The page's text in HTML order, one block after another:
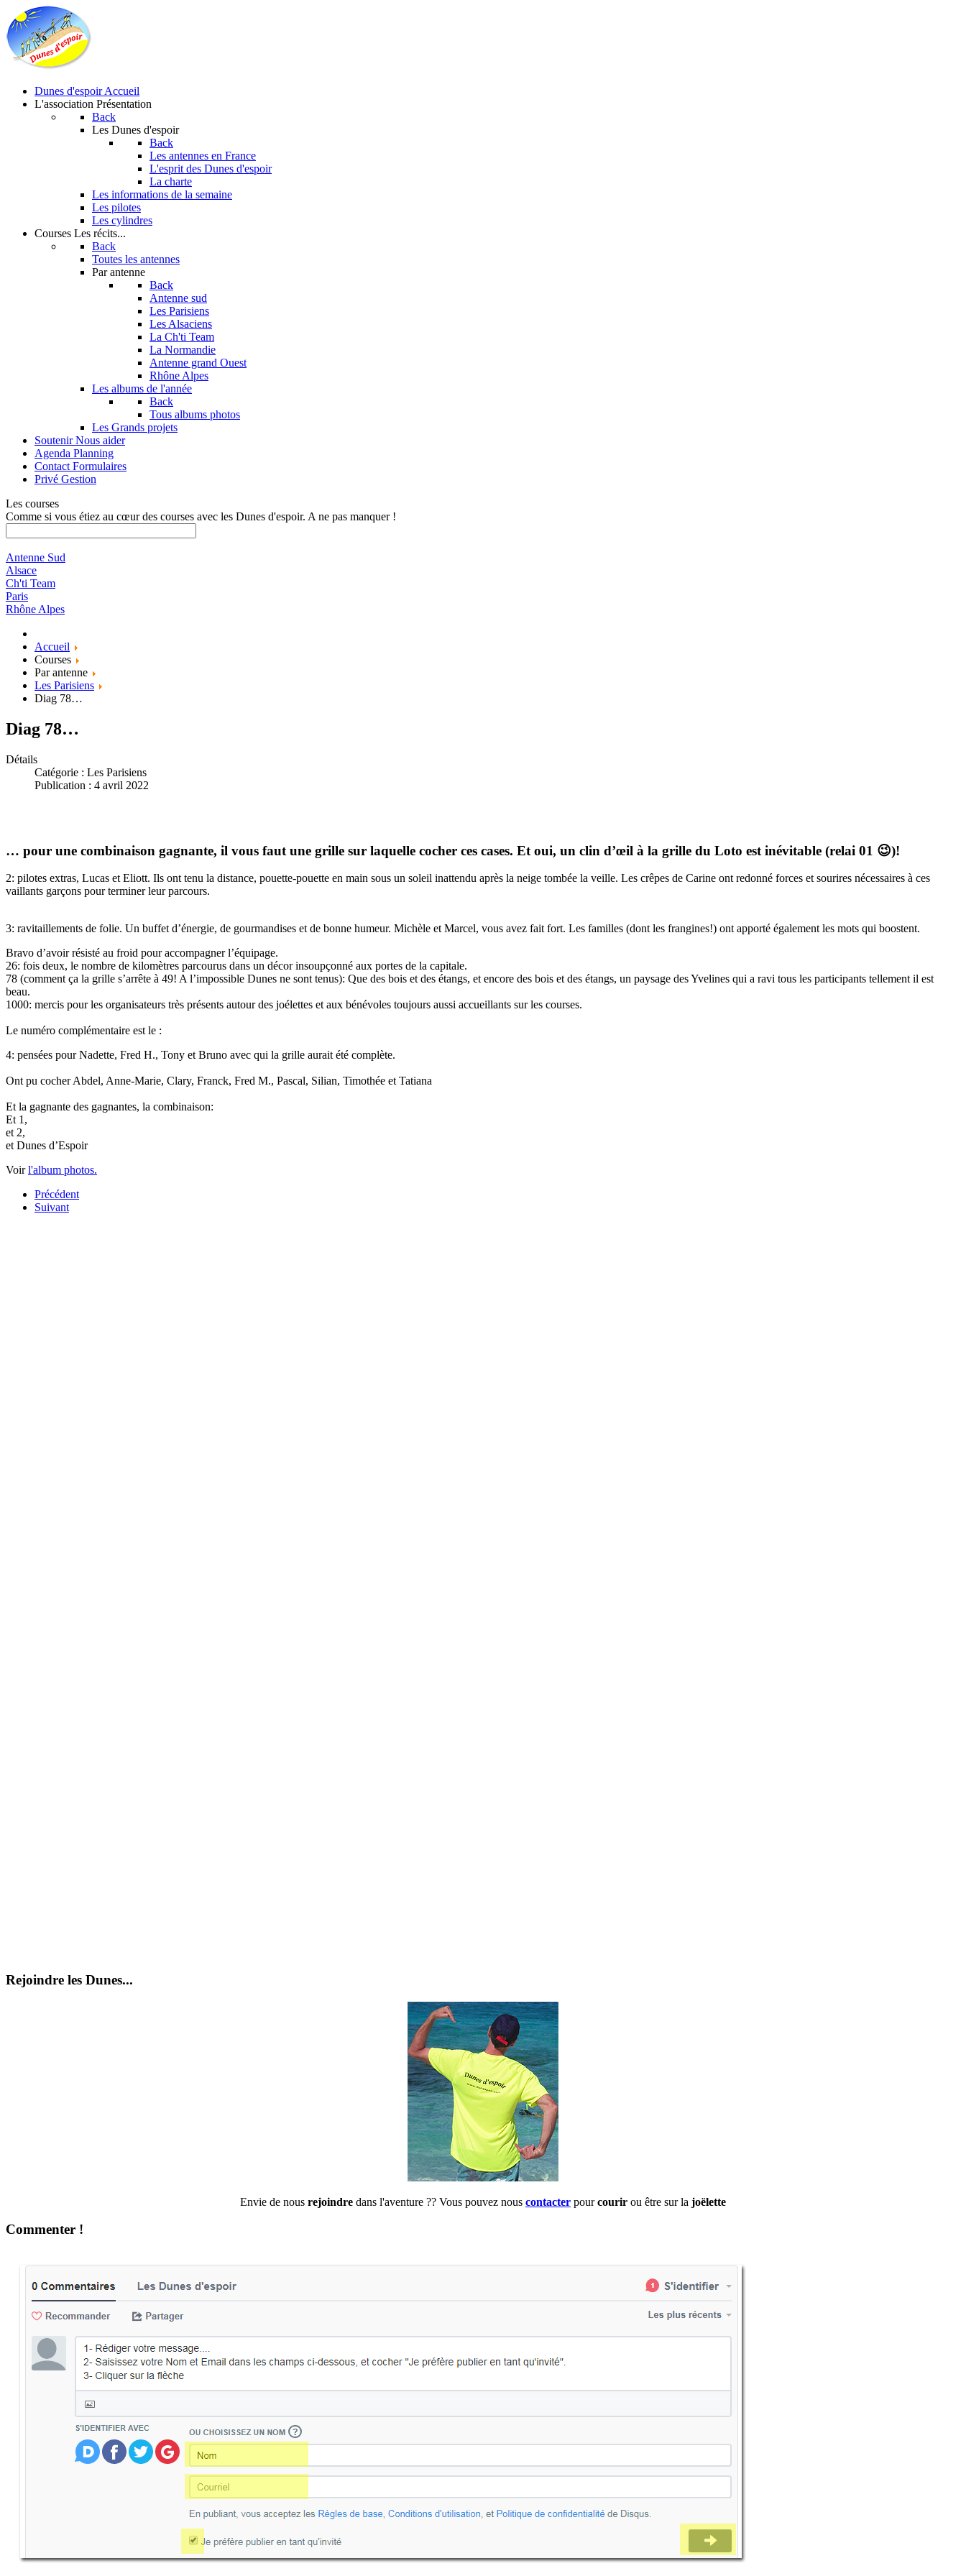
Dunes d'espoir Accueil
L'association Présentation
Back
Les Dunes d'espoir
Back
Les antennes en France
L'esprit des Dunes d'espoir
La charte
Les informations de la semaine
Les pilotes
Les cylindres
Courses Les récits...
Back
Toutes les antennes
Par antenne
Back
Antenne sud
Les Parisiens
Les Alsaciens
La Ch'ti Team
La Normandie
Antenne grand Ouest
Rhône Alpes
Les albums de l'année
Back
Tous albums photos
Les Grands projets
Soutenir Nous aider
Agenda Planning
Contact Formulaires
Privé Gestion
Les courses
Comme si vous étiez au cœur des courses avec les Dunes d'espoir. A ne pas manquer !
Antenne Sud
Alsace
Ch'ti Team
Paris
Rhône Alpes
Accueil
Courses
Par antenne
Les Parisiens
Diag 78…
Diag 78…
Détails
Catégorie : Les Parisiens
Publication : 4 avril 2022
… pour une combinaison gagnante, il vous faut une grille sur laquelle cocher ces cases. Et oui, un clin d’œil à la grille du Loto est inévitable (relai 01 😉)!
2: pilotes extras, Lucas et Eliott. Ils ont tenu la distance, pouette-pouette en main sous un soleil inattendu après la neige tombée la veille. Les crêpes de Carine ont redonné forces et sourires nécessaires à ces
vaillants garçons pour terminer leur parcours.
3: ravitaillements de folie. Un buffet d’énergie, de gourmandises et de bonne humeur. Michèle et Marcel, vous avez fait fort. Les familles (dont les frangines!) ont apporté également les mots qui boostent.
Bravo d’avoir résisté au froid pour accompagner l’équipage.
26: fois deux, le nombre de kilomètres parcourus dans un décor insoupçonné aux portes de la capitale.
78 (comment ça la grille s’arrête à 49! A l’impossible Dunes ne sont tenus): Que des bois et des étangs, et encore des bois et des étangs, un paysage des Yvelines qui a ravi tous les participants tellement il est
beau.
1000: mercis pour les organisateurs très présents autour des joélettes et aux bénévoles toujours aussi accueillants sur les courses.
Le numéro complémentaire est le :
4: pensées pour Nadette, Fred H., Tony et Bruno avec qui la grille aurait été complète.
Ont pu cocher Abdel, Anne-Marie, Clary, Franck, Fred M., Pascal, Silian, Timothée et Tatiana
Et la gagnante des gagnantes, la combinaison:
Et 1,
et 2,
et Dunes d’Espoir
Voirl'album photos.
Précédent
Suivant
Rejoindre les Dunes...
Envie de nous rejoindre dans l'aventure ?? Vous pouvez nous contacter pourcourir ou être sur la joëlette
Commenter !